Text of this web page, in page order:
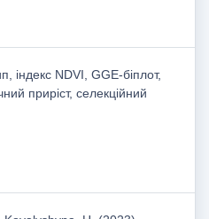
індекс NDVI, GGE-біплот,
приріст, селекційний